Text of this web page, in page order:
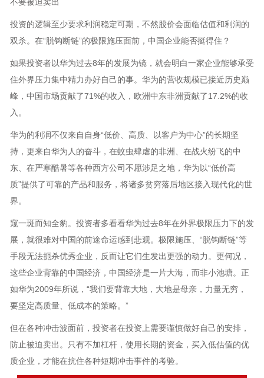
投资的逻辑至少要求利润稳定可期，不然股价会面临估值和利润的
双杀。在“脱钩断链”的极限施压面前，中国企业能否挺得住？
如果投资者以华为过去8年的发展为镜，就会明白一家企业能够承受
住外界压力集中精力办好自己的事。华为的营收规模已接近历史巅
峰，中国市场贡献了71%的收入，欧洲中东非洲贡献了17.2%的收
入。
华为的利润不仅来自自身“低价、高质、以客户为中心”的长期坚
持，更来自华为人的奋斗，在蚊虫肆虐的非洲、在战火纷飞的中
东、在严寒酷暑等各种西方公司不愿涉足之地，华为以“低价高
质”提供了可靠的产品和服务，将诸多贫穷落后地区接入现代化的世
界。
窥一斑而知全豹。投资者多看看华为过去8年在外界极限压力下的发
展，就很难对中国的前途命运感到悲观。极限施压、“脱钩断链”等
手段无法扼杀优秀企业，反而让它们生发出更强的动力。更何况，
这些企业背靠的中国经济，中国经济是一片大海，而非小池塘。正
如华为2009年所说，“我们要背靠大地，大地是母亲，力量无穷，
要坚定高质量、低成本的策略。”
但在各种冲击波面前，投资者在投资上需要谨慎做好自己的安排，
防止被迫卖出。只有不加杠杆，使用长期的资金，买入低估值的优
质企业，才能在抗住各种短期冲击事件的考验。